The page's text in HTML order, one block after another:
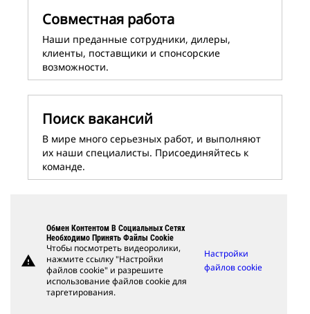
Совместная работа
Наши преданные сотрудники, дилеры,
клиенты, поставщики и спонсорские
возможности.
Поиск вакансий
В мире много серьезных работ, и выполняют
их наши специалисты. Присоединяйтесь к
команде.
warning
Обмен Контентом В Социальных Сетях
Необходимо Принять Файлы Cookie
Чтобы посмотреть видеоролики,
нажмите ссылку "Настройки
файлов cookie" и разрешите
использование файлов cookie для
таргетирования.
Настройки
файлов cookie